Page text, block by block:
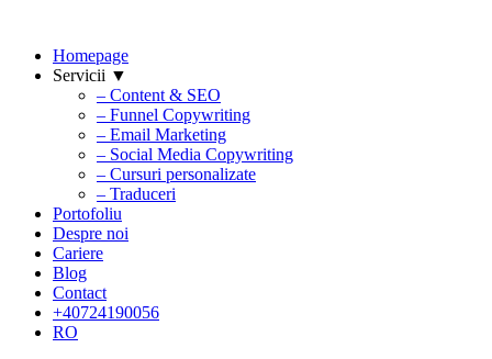
Homepage
Servicii ▼
– Content & SEO
– Funnel Copywriting
– Email Marketing
– Social Media Copywriting
– Cursuri personalizate
– Traduceri
Portofoliu
Despre noi
Cariere
Blog
Contact
+40724190056
RO